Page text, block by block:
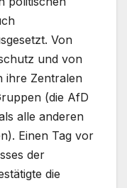
Von
und von
ihre Zentralen
(die AfD
alle anderen
Einen Tag vor
der
die